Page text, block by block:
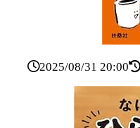
2025/08/31 20:00